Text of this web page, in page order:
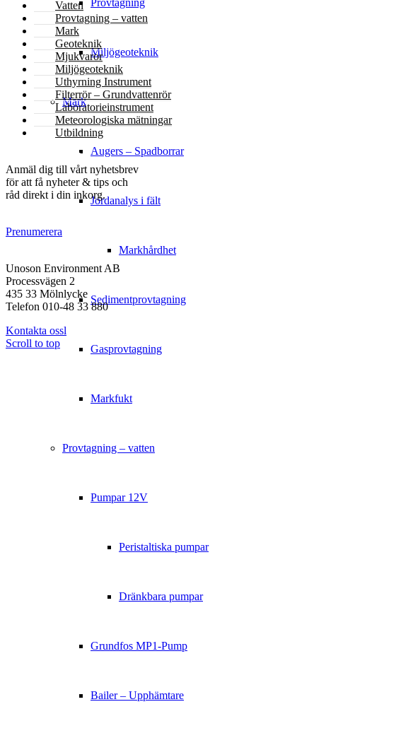
Provtagning
Miljögeoteknik
Mark
Augers – Spadborrar
Jordanalys i fält
Markhårdhet
Sedimentprovtagning
Gasprovtagning
Markfukt
Provtagning – vatten
Pumpar 12V
Peristaltiska pumpar
Dränkbara pumpar
Grundfos MP1-Pump
Bailer – Upphämtare
Vatten
Provtagning – vatten
Mark
Geoteknik
Mjukvaror
Miljögeoteknik
Uthyrning Instrument
Filterrör – Grundvattenrör
Laboratorieinstrument
Meteorologiska mätningar
Utbildning
NYHETSBREV
Anmäl dig till vårt nyhetsbrev
för att få nyheter & tips och
råd direkt i din inkorg.
Prenumerera
Unoson Environment AB
Processvägen 2
435 33 Mölnlycke
Telefon 010-48 33 880
Kontakta ossl
Scroll to top